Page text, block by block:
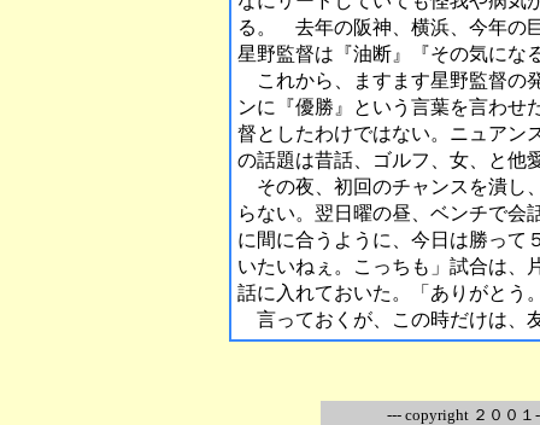
る。 去年の阪神、横浜、今年の
星野監督は『油断』『その気にな
これから、ますます星野監督の
ンに『優勝』という言葉を言わせ
督としたわけではない。ニュアン
の話題は昔話、ゴルフ、女、と他
その夜、初回のチャンスを潰し
らない。翌日曜の昼、ベンチで会
に間に合うように、今日は勝っ
いたいねぇ。こっちも」試合は、
話に入れておいた。「ありがとう
言っておくが、この時だけは、
--- copyright ２００１